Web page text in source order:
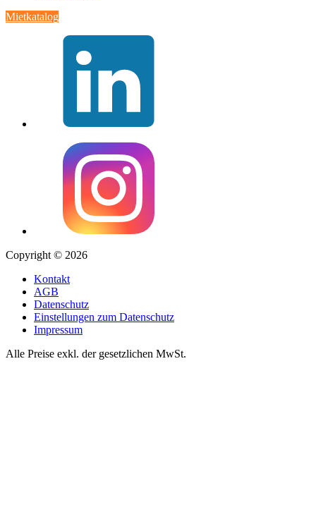
Mietkatalog
Copyright © 2026
Kontakt
AGB
Datenschutz
Einstellungen zum Datenschutz
Impressum
Alle Preise exkl. der gesetzlichen MwSt.